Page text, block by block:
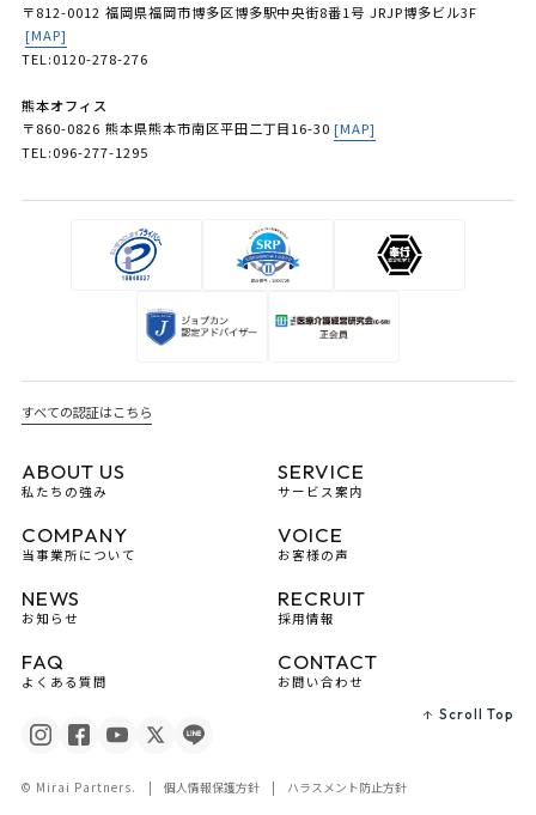
Scroll Top
〒812-0012 福岡県福岡市博多区博多駅中央街8番1号 JRJP博多ビル3F
[MAP]
TEL:0120-278-276
熊本オフィス
〒860-0826 熊本県熊本市南区平田二丁目16-30 [MAP]
TEL:096-277-1295
すべての認証はこちら
ABOUT US
私たちの強み
SERVICE
サービス案内
COMPANY
当事業所について
VOICE
お客様の声
NEWS
お知らせ
RECRUIT
採用情報
FAQ
よくある質問
CONTACT
お問い合わせ
© Mirai Partners. 個人情報保護方針 ハラスメント防止方針